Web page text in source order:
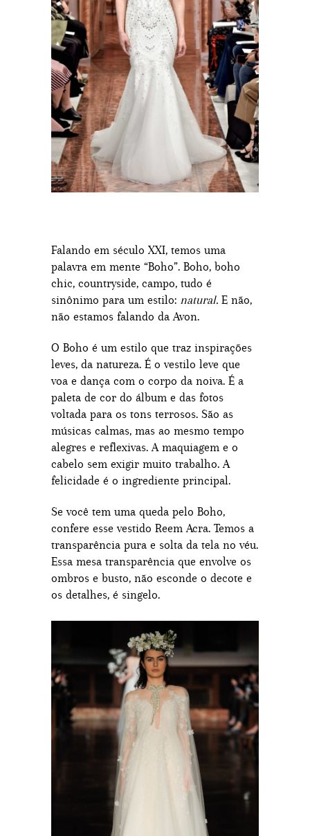
Falando em século XXI, temos uma
palavra em mente “Boho”. Boho, boho
chic, countryside, campo, tudo é
sinônimo para um estilo: natural. E não,
não estamos falando da Avon.
O Boho é um estilo que traz inspirações
leves, da natureza. É o vestilo leve que
voa e dança com o corpo da noiva. É a
paleta de cor do álbum e das fotos
voltada para os tons terrosos. São as
músicas calmas, mas ao mesmo tempo
alegres e reflexivas. A maquiagem e o
cabelo sem exigir muito trabalho. A
felicidade é o ingrediente principal.
Se você tem uma queda pelo Boho,
confere esse vestido Reem Acra. Temos a
transparência pura e solta da tela no véu.
Essa mesa transparência que envolve os
ombros e busto, não esconde o decote e
os detalhes, é singelo.